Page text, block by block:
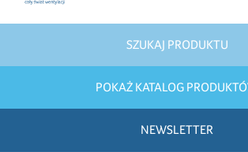
SZUKAJ PRODUKTU
POKAŻ KATALOG
NEWSLETTER